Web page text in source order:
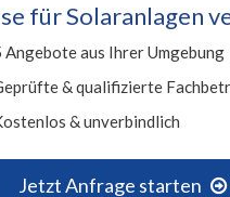
fürSolaranlagen
Angebote aus Ihrer Umgebung
& qualifizierte
& unverbindlich
Jetzt Anfrage starten